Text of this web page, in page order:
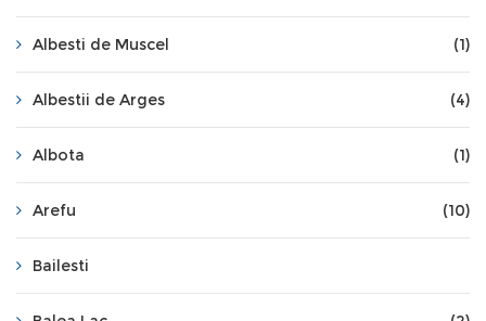
Albesti de Muscel (1)
Albestii de Arges (4)
Albota (1)
Arefu (10)
Bailesti